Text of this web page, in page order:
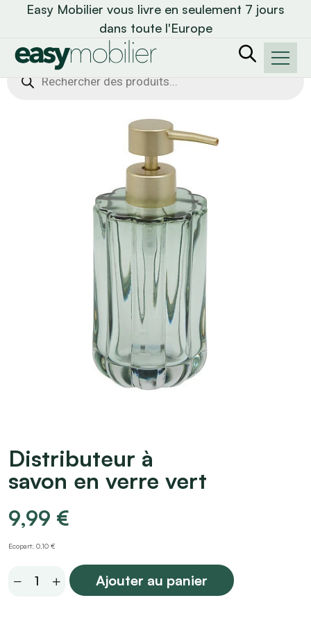
Easy Mobilier vous livre en seulement 7 jours
dans toute l'Europe
Recherche
de
Distributeur à
savon en verre vert
9,99 €
Ecopart: 0,10 €
Distributeur
Ajouter au panier